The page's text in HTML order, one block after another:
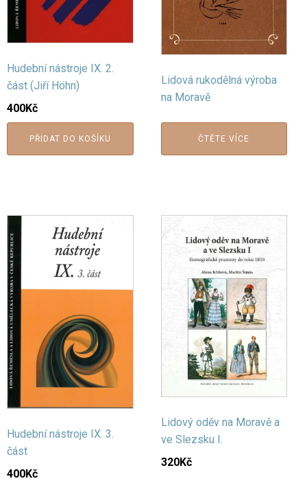
Hudební nástroje IX. 2.
část (Jiří Höhn)
400Kč
PŘIDAT DO KOŠÍKU
Lidová rukodělná výroba
na Moravě
ČTĚTE VÍCE
Hudební nástroje IX. 3.
část
400Kč
Lidový oděv na Moravě a
ve Slezsku I.
320Kč